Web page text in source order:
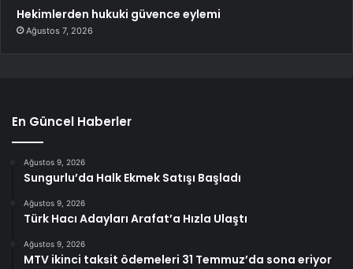
Hekimlerden hukuki güvence eylemi
Ağustos 7, 2026
En Güncel Haberler
Ağustos 9, 2026
Sungurlu’da Halk Ekmek Satışı Başladı
Ağustos 9, 2026
Türk Hacı Adayları Arafat’a Hızla Ulaştı
Ağustos 9, 2026
MTV ikinci taksit ödemeleri 31 Temmuz’da sona eriyor